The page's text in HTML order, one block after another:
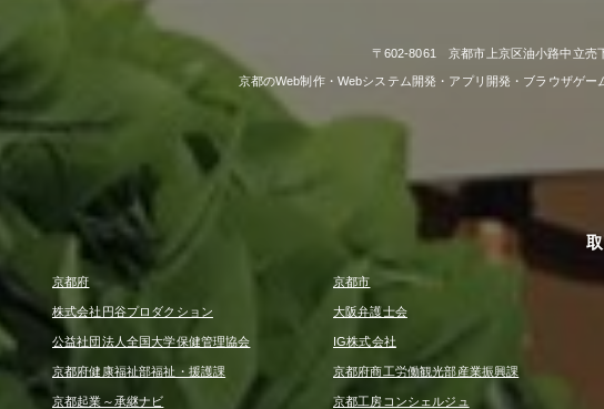
〒602-8061 京都市上京区油小路中立
京都のWeb制作・Webシステム開発・アプリ開発・ブラウザゲ
京都府 京都市
株式会社円谷プロダクション 大阪弁護士会
公益社団法人全国大学保健管理協会 IG株式会社
京都府健康福祉部福祉・援護課 京都府商工労働観光部産業振興課
京都起業～承継ナビ 京都工房コンシェルジュ